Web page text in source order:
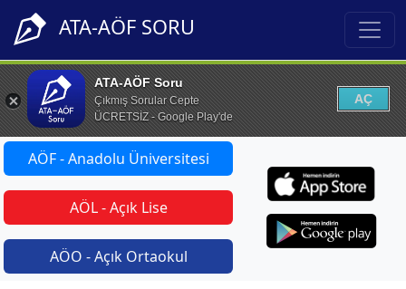
ATA-AÖF SORU
ATA-AÖF Soru
Çıkmış Sorular Cepte
ÜCRETSİZ - Google Play'de
AÇ
AÖF - Anadolu Üniversitesi
AÖL - Açık Lise
AÖO - Açık Ortaokul